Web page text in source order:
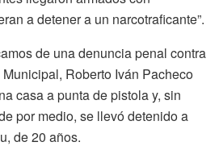
a detener a un narcotraficante”.
de una denuncia penal contra
Roberto Iván Pacheco
casa a punta de pistola y, sin
por medio, se llevó detenido a
de 20 años.